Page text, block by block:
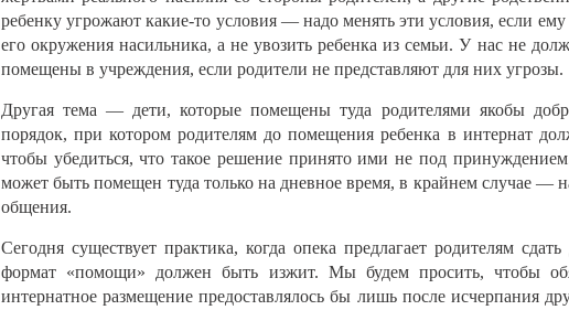
ребенку угрожают какие-то условия — надо менять эти условия, если
его окружения насильника, а не увозить ребенка из семьи. У нас не
помещены в учреждения, если родители не представляют для них угрозы.
Другая тема — дети, которые помещены туда родителями якобы
порядок, при котором родителям до помещения ребенка в интернат
чтобы убедиться, что такое решение принято ими не под
может быть помещен туда только на дневное время, в крайнем случае —
общения.
Сегодня существует практика, когда опека предлагает родителям
формат «помощи» должен быть изжит. Мы будем просить, чтобы
интернатное размещение предоставлялось бы лишь после исчерпания